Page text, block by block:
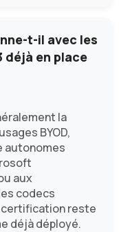
t-il avec les
déjà en place
la
BYOD,
autonomes
aux
codecs
certification reste
déjà déployé.